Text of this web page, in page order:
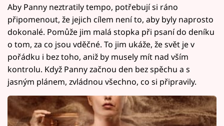
Aby Panny neztratily tempo, potřebují si ráno
připomenout, že jejich cílem není to, aby byly naprosto
dokonalé. Pomůže jim malá stopka při psaní do deníku
o tom, za co jsou vděčné. To jim ukáže, že svět je v
pořádku i bez toho, aniž by musely mít nad vším
kontrolu. Když Panny začnou den bez spěchu a s
jasným plánem, zvládnou všechno, co si připravily.